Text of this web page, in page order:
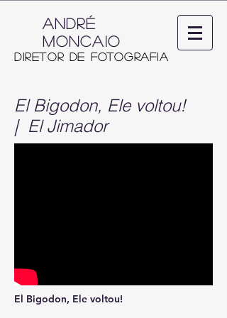
ANDRÉ
MONCAIO
Diretor de Fotografia
El Bigodon, Ele voltou!​
| El Jimador
El Bigodon, Ele voltou!​